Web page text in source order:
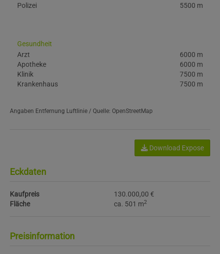
Polizei
5500 m
Gesundheit
Arzt
6000 m
Apotheke
6000 m
Klinik
7500 m
Krankenhaus
7500 m
Angaben Entfernung Luftlinie / Quelle: OpenStreetMap
Download Expose
Eckdaten
Kaufpreis
130.000,00 €
Fläche
ca. 501 m2
Preisinformation